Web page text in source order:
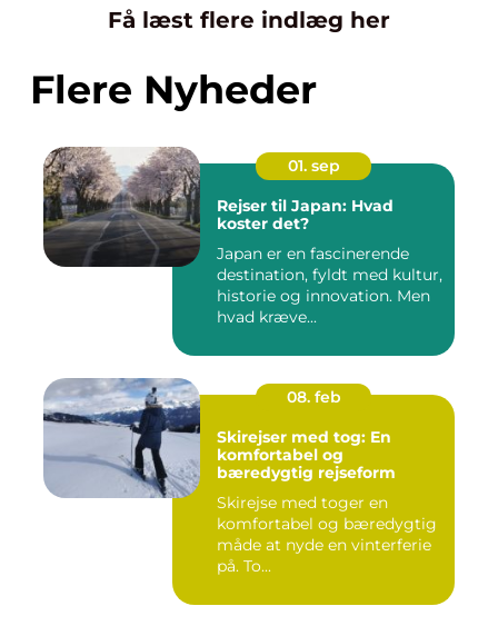
Få læst flere indlæg her
Flere Nyheder
01. sep
Rejser til Japan: Hvad
koster det?
Japan er en fascinerende
destination, fyldt med kultur,
historie og innovation. Men
hvad kræve...
08. feb
Skirejser med tog: En
komfortabel og
bæredygtig rejseform
Skirejse med toger en
komfortabel og bæredygtig
måde at nyde en vinterferie
på. To...